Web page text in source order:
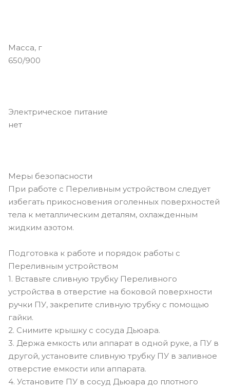
Масса, г
650/900
Электрическое питание
нет
Меры безопасности
При работе с Переливным устройством следует
избегать прикосновения оголенных поверхностей
тела к металлическим деталям, охлажденным
жидким азотом.
Подготовка к работе и порядок работы с
Переливным устройством
1. Вставьте сливную трубку Переливного
устройства в отверстие на боковой поверхности
ручки ПУ, закрепите сливную трубку с помощью
гайки.
2. Снимите крышку с сосуда Дьюара.
3. Держа емкость или аппарат в одной руке, а ПУ в
другой, установите сливную трубку ПУ в заливное
отверстие емкости или аппарата.
4. Установите ПУ в сосуд Дьюара до плотного